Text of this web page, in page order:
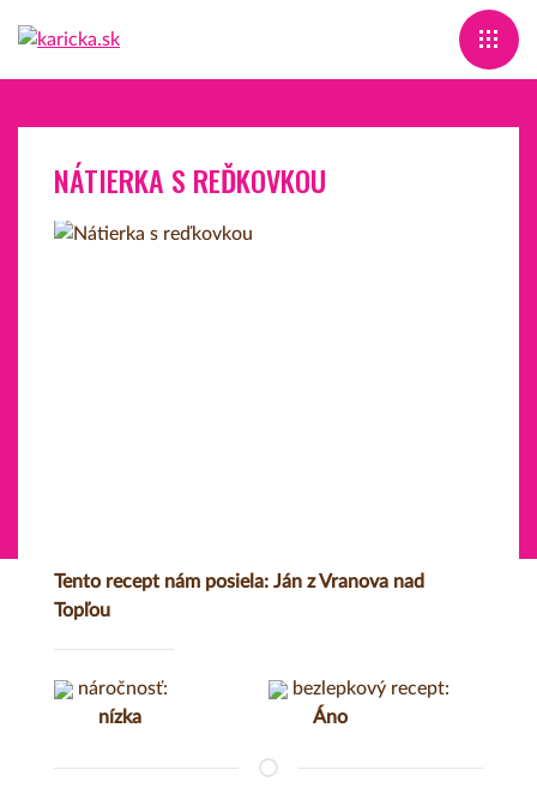
NÁTIERKA S REĎKOVKOU
Tento recept nám posiela: Ján z Vranova nad
Topľou
náročnosť:
nízka
bezlepkový recept:
Áno